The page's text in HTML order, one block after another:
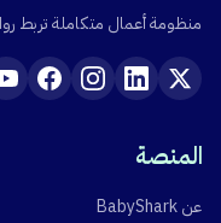
منظومة أعمال متكاملة تربط
المنصة
عن BabyShark